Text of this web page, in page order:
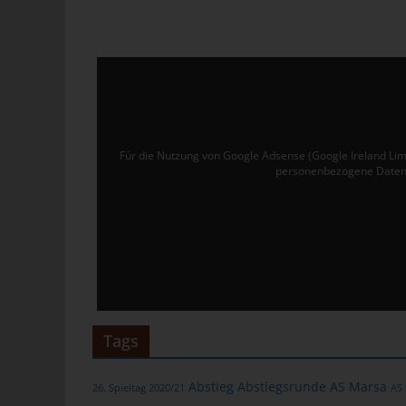
Für die Nutzung von Google Adsense (Google Ireland
personenbezogene
Tags
26. Spieltag 2020/21 Abstieg Abstiegsrunde AS Marsa